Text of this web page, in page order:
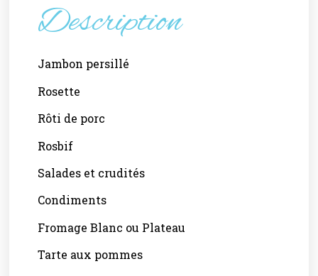
Description
Jambon persillé
Rosette
Rôti de porc
Rosbif
Salades et crudités
Condiments
Fromage Blanc ou Plateau
Tarte aux pommes